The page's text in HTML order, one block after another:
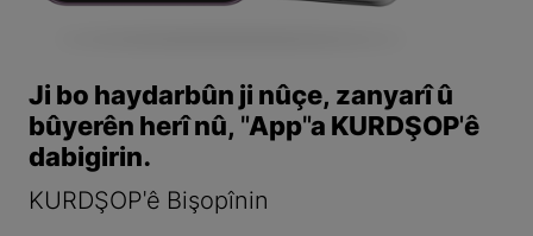
Ji bo haydarbûn ji nûçe, zanyarî û
bûyerên herî nû, "App"a KURDŞOP'ê
dabigirin.
KURDŞOP'ê Bişopînin